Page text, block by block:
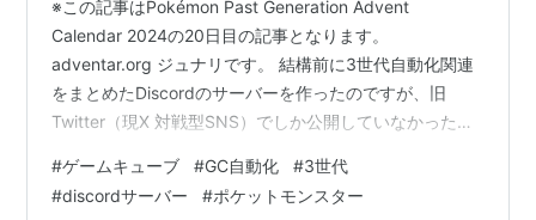
※この記事はPokémon Past Generation Advent
Calendar 2024の20日目の記事となります。
adventar.org ジュナリです。 結構前に3世代自動化関連
をまとめたDiscordのサーバーを作ったのですが、旧
Twitter（現X 対戦型SNS）でしか公開していなかったの
た。誰でも歓迎。PokeCon、NX、ORCA、DOLでもなん
でもいいからスクリプト投下してください（昔のもので
#ゲームキューブ #GC自動化 #3世代
#discordサーバー #ポケットモンスター